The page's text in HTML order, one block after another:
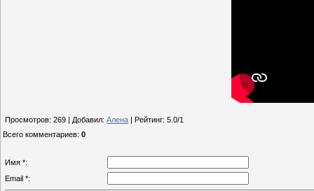
Просмотров: 269 | Добавил: Алена | Рейтинг: 5.0/1
Всего комментариев: 0
Имя *:
Email *: